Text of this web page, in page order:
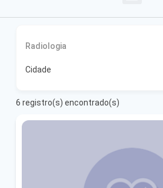
Radiologia
Cidade
6 registro(s) encontrado(s)